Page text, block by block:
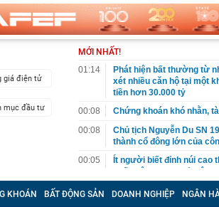
giá điện tử
mục đầu tư
MỚI NHẤT!
01:14
Phát hiện bất thường từ
xét nhiều căn hộ tại một
tiền hơn 30.000 tỷ
00:08
Chứng khoán khó nhằn,
00:08
Chủ tịch Nguyễn Du SN
thành cổ đông lớn của
00:05
Ít người biết đỉnh núi cao
trekking
Việt Nam có 1 hệ thống
KHOÁN BẤT ĐỘNG SẢN DOANH NGHIỆP NGÂN